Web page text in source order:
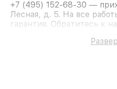
+7 (495) 152-68-30 —
Лесная, д. 5. На все
гарантия. Обратитесь к